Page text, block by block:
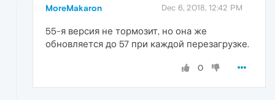
MoreMakaron Dec 6, 2018, 12:42 PM
55-я версия не тормозит, но она же
обновляется до 57 при каждой перезагрузке.
0